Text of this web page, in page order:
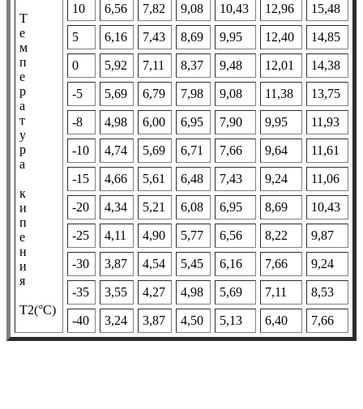
Т
е
м
п
е
р
а
т
у
р
а
к
и
п
е
н
и
я
Т2(°С)
10 6,56 7,82 9,08 10,43 12,96 15,48
5 6,16 7,43 8,69 9,95 12,40 14,85
0 5,92 7,11 8,37 9,48 12,01 14,38
-5 5,69 6,79 7,98 9,08 11,38 13,75
-8 4,98 6,00 6,95 7,90 9,95 11,93
-10 4,74 5,69 6,71 7,66 9,64 11,61
-15 4,66 5,61 6,48 7,43 9,24 11,06
-20 4,34 5,21 6,08 6,95 8,69 10,43
-25 4,11 4,90 5,77 6,56 8,22 9,87
-30 3,87 4,54 5,45 6,16 7,66 9,24
-35 3,55 4,27 4,98 5,69 7,11 8,53
-40 3,24 3,87 4,50 5,13 6,40 7,66